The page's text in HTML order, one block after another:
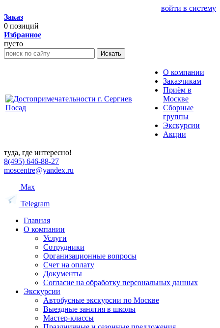
войти в систему
Заказ
0 позиций
Избранное
пусто
Искать
О компании
Заказчикам
Приём в
Москве
Сборные
группы
Экскурсии
Акции
туда, где интересно!
8(495) 646-88-27
moscentre@yandex.ru
Max
Telegram
Главная
О компании
Услуги
Сотрудники
Организационные вопросы
Счет на оплату
Документы
Согласие на обработку персональных данных
Экскурсии
Автобусные экскурсии по Москве
Выездные занятия в школы
Мастер-классы